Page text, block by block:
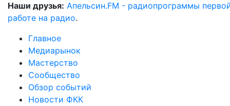
Наши друзья: Апельсин.FM - радиопрограммы
работе на радио.
Главное
Медиарынок
Мастерство
Сообщество
Обзор событий
Новости ФКК